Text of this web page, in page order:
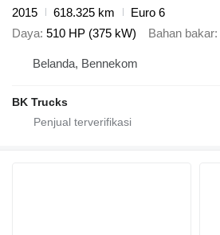
2015
618.325 km
Euro 6
Daya 510 HP (375 kW) Bahan bakar
Belanda, Bennekom
BK Trucks